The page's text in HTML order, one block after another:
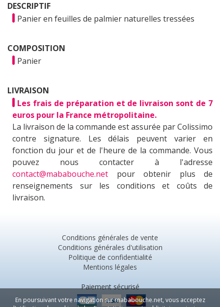
DESCRIPTIF
Panier en feuilles de palmier naturelles tressées
COMPOSITION
Panier
LIVRAISON
Les frais de préparation et de livraison sont de 7
euros pour la France métropolitaine.
La livraison de la commande est assurée par Colissimo
contre signature. Les délais peuvent varier en
fonction du jour et de l'heure de la commande. Vous
pouvez nous contacter à l'adresse
contact@mababouche.net pour obtenir plus de
renseignements sur les conditions et coûts de
livraison.
Conditions générales de vente
Conditions générales d'utilisation
Politique de confidentialité
Mentions légales
Paiement sécurisé
En poursuivant votre navigation sur mababouche.net, vous acceptez